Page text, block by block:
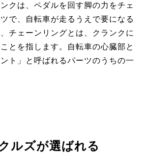
クは、ペダルを回す脚の力をチェ
で、自転車が走るうえで要になる
チェーンリングとは、クランクに
とを指します。自転車の心臓部と
ト」と呼ばれるパーツのうちの一
ルズが選ばれる